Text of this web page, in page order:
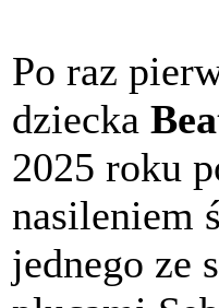
Po raz
dziecka
2025 roku
nasileniem
jednego ze